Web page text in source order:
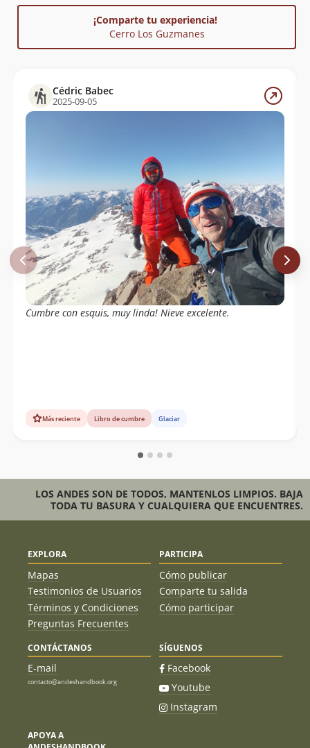
¡Comparte tu experiencia!
Cerro Los Guzmanes
Cédric Babec
2025-09-05
Cumbre con esquis, muy linda! Nieve excelente.
Más reciente Libro de cumbre Glaciar
LOS ANDES SON DE TODOS, MANTENLOS LIMPIOS. BAJA
TODA TU BASURA Y CUALQUIERA QUE ENCUENTRES.
EXPLORA
Mapas
Testimonios de Usuarios
Términos y Condiciones
Preguntas Frecuentes
PARTICIPA
Cómo publicar
Comparte tu salida
Cómo participar
CONTÁCTANOS
E-mail
contacto@andeshandbook.org
SÍGUENOS
Facebook
Youtube
Instagram
APOYA A